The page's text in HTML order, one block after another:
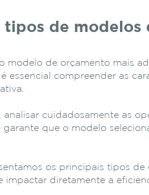
tipos de modelos
modelo de orçamento mais
essencial compreender as
analisar cuidadosamente as
garante que o modelo
os principais tipos
impactar diretamente a